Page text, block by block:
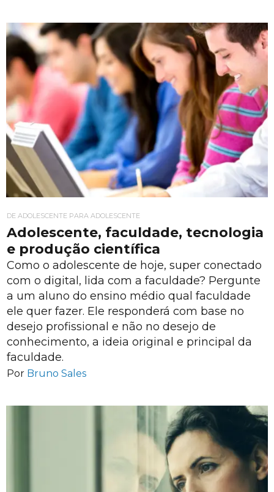
DE ADOLESCENTE PARA ADOLESCENTE
Adolescente, faculdade, tecnologia
e produção científica
Como o adolescente de hoje, super conectado
com o digital, lida com a faculdade? Pergunte
a um aluno do ensino médio qual faculdade
ele quer fazer. Ele responderá com base no
desejo profissional e não no desejo de
conhecimento, a ideia original e principal da
faculdade.
Por Bruno Sales